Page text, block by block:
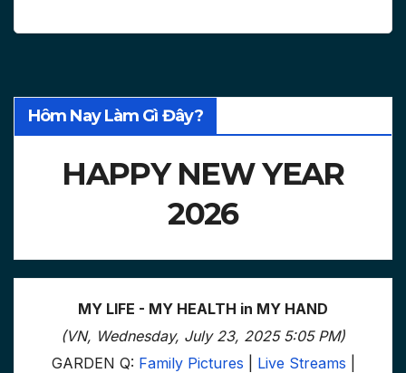
Hôm Nay Làm Gì Đây?
HAPPY NEW YEAR
2026
MY LIFE - MY HEALTH in MY HAND
(VN, Wednesday, July 23, 2025 5:05 PM)
GARDEN Q: Family Pictures Live Streams